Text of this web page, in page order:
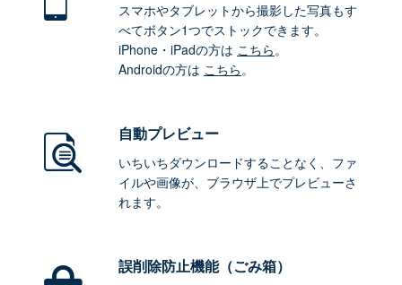
スマホやタブレットから撮影した写真もす
べてボタン1つでストックできます。
iPhone・iPadの方は こちら。
Androidの方は こちら。
自動プレビュー
いちいちダウンロードすることなく、ファ
イルや画像が、ブラウザ上でプレビューさ
れます。
誤削除防止機能（ごみ箱）